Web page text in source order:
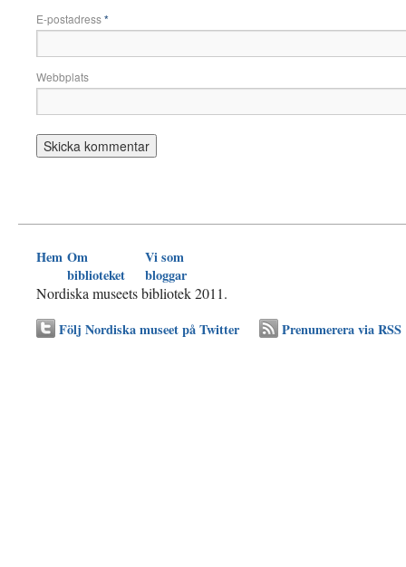
E-postadress*
Webbplats
Hem Om
biblioteket
Vi som
bloggar
Nordiska museets bibliotek 2011.
Följ Nordiska museet på Twitter
Prenumerera via RSS